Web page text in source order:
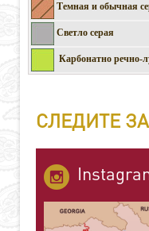
Темная и обычная
Светло серая
Карбонатно речно-
СЛЕДИТЕ